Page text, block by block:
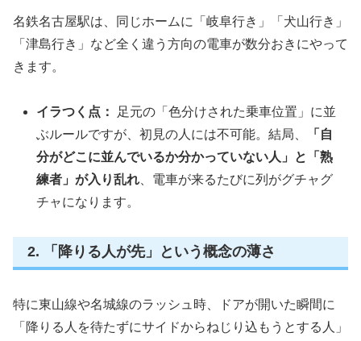
名鉄名古屋駅は、同じホームに「岐阜行き」「犬山行き」
「津島行き」など全く違う方向の電車が数分おきにやって
きます。
イラつく点：
足元の「色分けされた乗車位置」に並
ぶルールですが、初見の人には不可能。結局、
「自
分がどこに並んでいるか分かっていない人」と「熟
練者」が入り乱れ、電車が来るたびに列がグチャグ
チャになります。
2. 「降りる人が先」という概念の薄さ
特に東山線や名城線のラッシュ時、ドアが開いた瞬間に
「降りる人を待たずにサイドからねじり込もうとする人」